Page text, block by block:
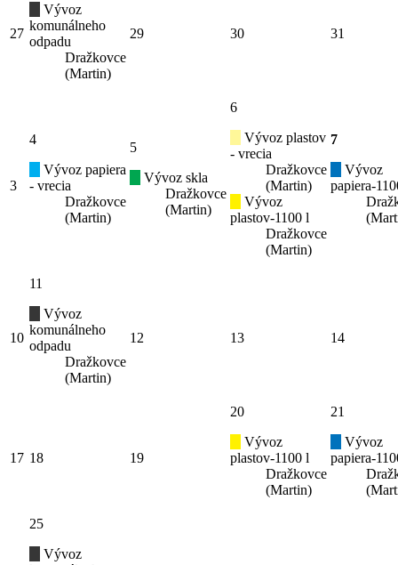
27
Vývoz
komunálneho
odpadu
Dražkovce
(Martin)
29 30 31
3
4
Vývoz papiera
- vrecia
Dražkovce
(Martin)
5
Vývoz skla
Dražkovce
(Martin)
6
Vývoz plastov
- vrecia
Dražkovce
(Martin)
Vývoz
plastov-1100 l
Dražkovce
(Martin)
7
Vývoz
papiera-
10
11
Vývoz
komunálneho
odpadu
Dražkovce
(Martin)
12 13 14
17 18 19
20
Vývoz
plastov-1100 l
Dražkovce
(Martin)
21
Vývoz
papiera-
25
Vývoz